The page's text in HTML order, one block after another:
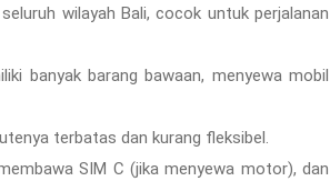
wilayah Bali, cocok untuk perjalanan
banyak barang bawaan, menyewa mobil
terbatas dan kurang fleksibel.
SIM C (jika menyewa motor), dan